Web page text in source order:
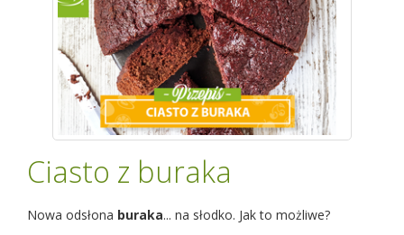
Ciasto z buraka
Nowa odsłona buraka... na słodko. Jak to możliwe?